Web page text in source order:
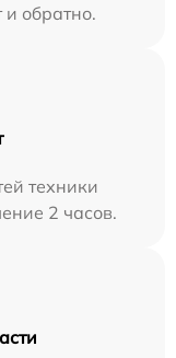
и обратно.
техники
2 часов.